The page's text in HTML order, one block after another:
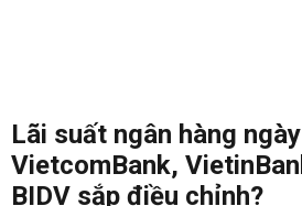
Lãi suất ngân hàng
VietcomBank,
BIDV sắp điều chỉnh?